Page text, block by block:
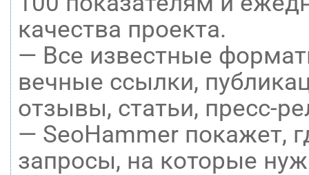
качества проекта.
— Все известные
вечные ссылки,
отзывы, статьи, пресс-
— SeoHammer покажет,
запросы, на которые